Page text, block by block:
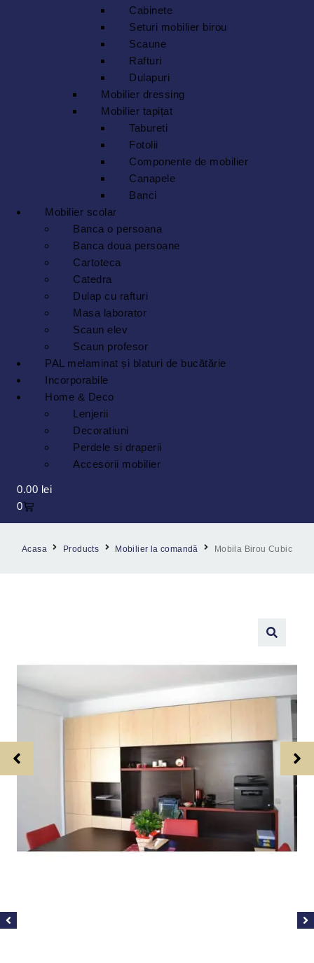
Cabinete
Seturi mobilier birou
Scaune
Rafturi
Dulapuri
Mobilier dressing
Mobilier tapițat
Tabureti
Fotolii
Componente de mobilier
Canapele
Banci
Mobilier scolar
Banca o persoana
Banca doua persoane
Cartoteca
Catedra
Dulap cu rafturi
Masa laborator
Scaun elev
Scaun profesor
PAL melaminat și blaturi de bucătărie
Incorporabile
Home & Deco
Lenjerii
Decoratiuni
Perdele si draperii
Accesorii mobilier
0.00 lei
0
Acasa Products Mobilier la comandă Mobila Birou Cubic